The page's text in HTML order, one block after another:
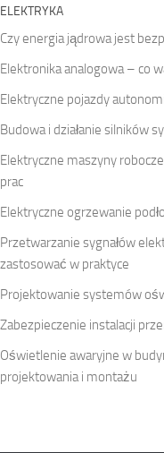
ELEKTRYKA
Czy energia jądrowa jest
Elektronika analogowa – co
Elektryczne pojazdy
Budowa i działanie silników
Elektryczne maszyny
prac
Elektryczne ogrzewanie
Przetwarzanie sygnałów
zastosować w praktyce
Projektowanie systemów
Zabezpieczenie instalacji
Oświetlenie awaryjne w
projektowania i montażu